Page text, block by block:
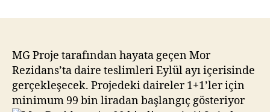
liraya
1+1!
alana
1+1
MG Proje tarafından hayata geçen Mor
Rezidans’ta daire teslimleri Eylül ayı içerisinde
gerçekleşecek. Projedeki daireler 1+1’ler için
minimum 99 bin liradan başlangıç gösteriyor